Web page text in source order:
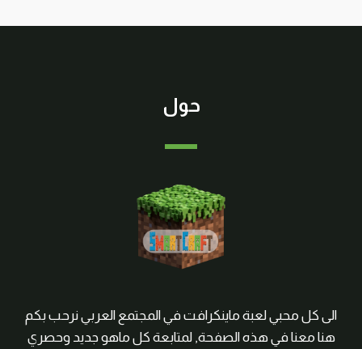
حول
الى كل محبي لعبة ماينكرافت في المجتمع العربي نرحب بكم
هنا معنا في هذه الصفحة, لمتابعة كل ماهو جديد وحصري